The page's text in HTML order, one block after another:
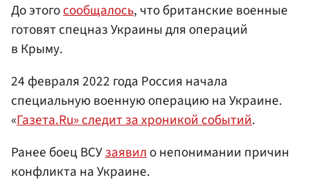
До этогосообщалось, что британские военные
готовят спецназ Украины для операций
в Крыму.
24 февраля 2022 года Россия начала
специальную военную операцию на Украине.
«Газета.Ru» следит за хроникой событий.
Ранее боец ВСУзаявило непонимании причин
конфликта на Украине.